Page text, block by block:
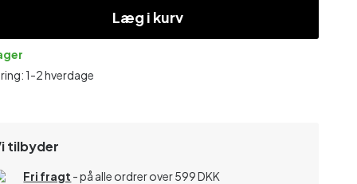
Læg i kurv
1-2 hverdage
tilbyder
Fri fragt - på alle ordrer over 599 DKK